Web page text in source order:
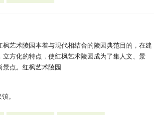
艺术陵园本着与现代相结合的陵园典范目的，在建
方化的特点，使红枫艺术陵园成为了集人文、景
点。红枫艺术陵园
。